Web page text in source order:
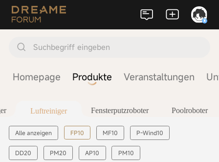
Suchbegriff eingeben
Homepage Produkte Veranstaltungen
Luftreiniger Fensterputzroboter Poolroboter
Alle anzeigen FP10 MF10 P-Wind10
DD20 PM20 AP10 PM10